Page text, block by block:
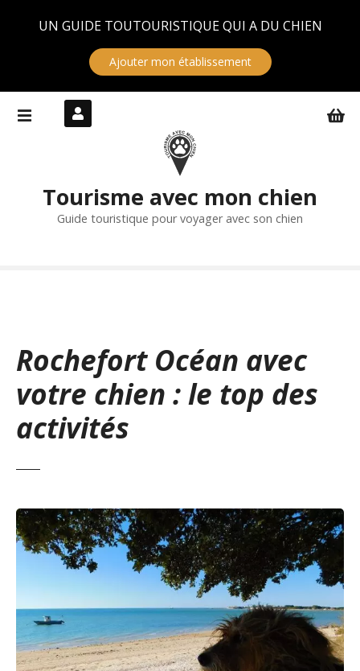
UN GUIDE TOUTOURISTIQUE QUI A DU CHIEN
Ajouter mon établissement
Tourisme avec mon chien
Guide touristique pour voyager avec son chien
Rochefort Océan avec
votre chien : le top des
activités